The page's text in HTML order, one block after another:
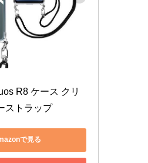
R8 ケース クリ
ストラップ
で見る